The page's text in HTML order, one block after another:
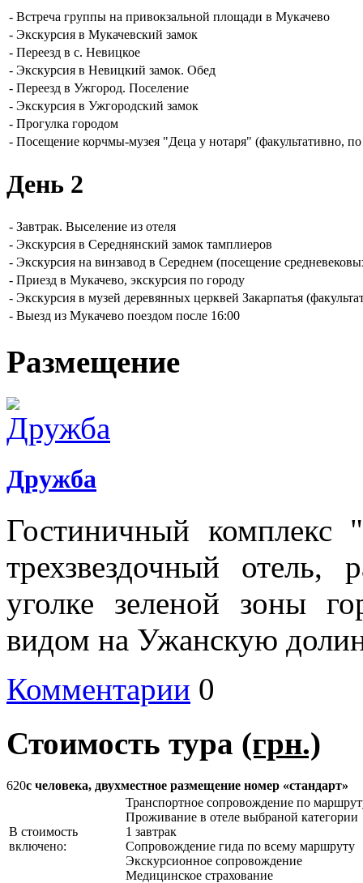
- Встреча группы на привокзальной площади в Мукачево
- Экскурсия в Мукачевский замок
- Переезд в с. Невицкое
- Экскурсия в Невицкий замок. Обед
- Переезд в Ужгород. Поселение
- Экскурсия в Ужгородский замок
- Прогулка городом
- Посещение корчмы-музея "Деца у нотаря" (факультативно,
День 2
- Завтрак. Выселение из отеля
- Экскурсия в Середнянский замок тамплиеров
- Экскурсия на винзавод в Середнем (посещение
- Приезд в Мукачево, экскурсия по городу
- Экскурсия в музей деревянных церквей Закарпатья
- Выезд из Мукачево поездом после 16:00
Размещение
Дружба
Гостиничный комплекс "
трехзвездочный
отель,
уголке
зеленой зоны
видом на Ужанскую
Комментарии 0
Стоимость тура (грн.)
620с человека, двухместное размещение номер «стандарт»
В стоимость
включено:
Транспортное сопровождение по
Проживание в отеле выбраной категории
1 завтрак
Сопровождение гида по всему маршруту
Экскурсионное сопровождение
Медицинское страхование